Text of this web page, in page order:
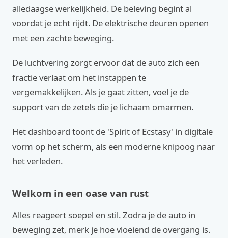
alledaagse werkelijkheid. De beleving begint al
voordat je echt rijdt. De elektrische deuren openen
met een zachte beweging.
De luchtvering zorgt ervoor dat de auto zich een
fractie verlaat om het instappen te
vergemakkelijken. Als je gaat zitten, voel je de
support van de zetels die je lichaam omarmen.
Het dashboard toont de 'Spirit of Ecstasy' in digitale
vorm op het scherm, als een moderne knipoog naar
het verleden.
Welkom in een oase van rust
Alles reageert soepel en stil. Zodra je de auto in
beweging zet, merk je hoe vloeiend de overgang is.